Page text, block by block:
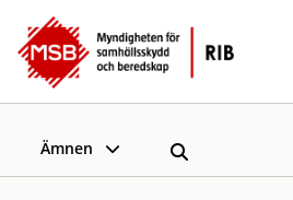
Ämnen